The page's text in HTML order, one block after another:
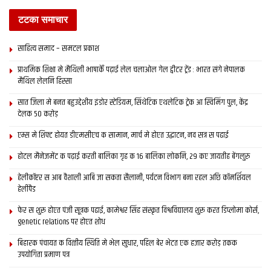
सेहो कैफे खुलि गेल अछि। जिला क 260टा पंचायत कए नेट स जोड़ल जा
चुकल अछि।
Tags: Bihar intearnet
टटका समाचार
साहित्य समाद – समटल प्रकाश
प्राथमिक शि‍क्षा मे मैथि‍ली भाषाकेँ पढ़ाई लेल चलाओल गेल ट्वीटर ट्रेंड : भारत संगे नेपालक
मैथिल लेलनि हिस्सा
सात जिला मे बनत बहुउद्देशीय इंडोर स्‍टेडि‍यम, सिंथेटिक एथलेटिक ट्रेक आ स्विमिंग पुल, केंद्र
देलक 50 करोड़
एम्स मे शिफ्ट होयत डीएमसीएच क सामान, मार्च मे होएत उद्घाटन, नव सत्र स पढाई
होटल मैनेजमेंट क पढ़ाई करती बालिका गृह क 16 बालिका लोकनि, 29 कए जायतीह बेंगलुरु
हेलीकॉप्टर स आब वैशाली आबि जा सकता सैलानी, पर्यटन विभाग बना रहल अछि कॉमर्शियल
हेलीपैड
फेर स शुरू होएत पंजी सूत्रक पढाई, कामेश्वर सिंह संस्कृत विश्वविद्यालय शुरू करत डिप्लोमा कोर्स,
genetic relations पर होएत शोध
बिहारक पंचायत क वित्‍तीय स्थिति मे भेल सुधार, पहिल बेर भेटत एक हजार करोड़ तकक
उपयोगिता प्रमाण पत्र